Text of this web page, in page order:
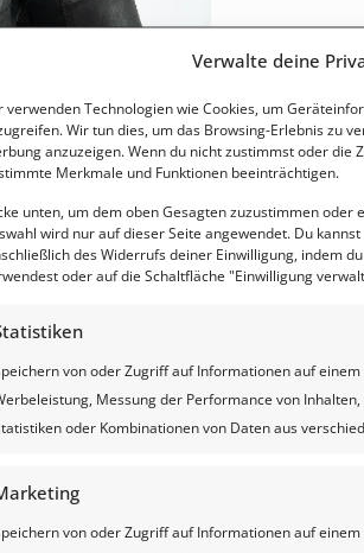
Verwalte deine
verwenden Technologien wie Cookies, um
Wir tun dies, um das Browsing-Erlebnis zu
anzuzeigen. Wenn du nicht zustimmst oder die
Merkmale und Funktionen beeinträchtigen.
unten, um dem oben Gesagten zuzustimmen
wird nur auf dieser Seite angewendet. Du
des Widerrufs deiner Einwilligung, indem
oder auf die Schaltfläche "Einwilligung
von oder Zugriff auf Informationen auf
Messung der Performance von
oder Kombinationen von Daten aus
von oder Zugriff auf Informationen auf
Michael Sielmon
Papierwährungen –
Die Menschen wenden sich von